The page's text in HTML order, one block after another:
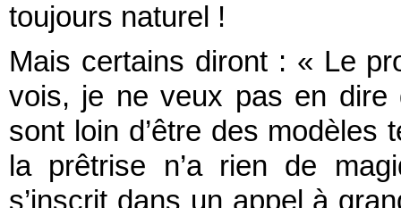
toujours naturel !
Mais certains diront : « Le
vois, je ne veux pas en
sont loin d’être des
la prêtrise n’a rien de
s’inscrit dans un appel à